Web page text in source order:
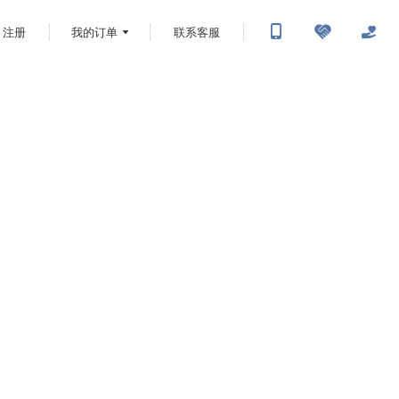
注册 我的订单 联系客服